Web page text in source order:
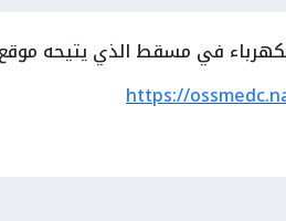
في مسقط الذي يتيحه
https://